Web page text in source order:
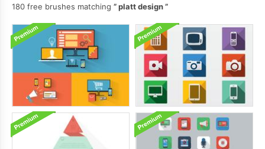
180 free brushes matching
platt design